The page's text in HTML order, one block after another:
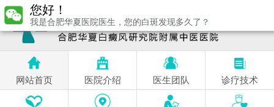
网站首页 医院介绍 医生团队 诊疗技术
您好！
我是合肥华夏医院医生，您的白斑发现多久了？